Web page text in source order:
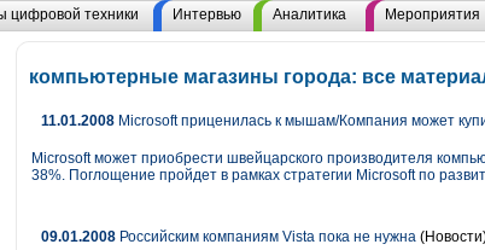
цифровой техники Интервью Аналитика Мероприятия
компьютерные магазины города: все
11.01.2008 Microsoft приценилась к мышам/Компания может
Microsoft может приобрести швейцарского производителя
38%. Поглощение пройдет в рамках стратегии Microsoft по
09.01.2008 Российским компаниям Vista пока не нужна